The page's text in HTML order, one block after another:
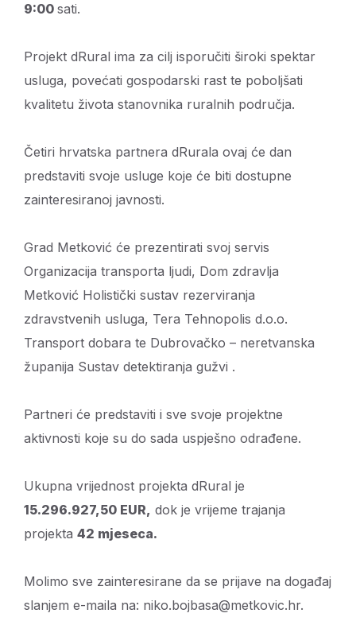
9:00 sati.
Projekt dRural ima za cilj isporučiti široki spektar
usluga, povećati gospodarski rast te poboljšati
kvalitetu života stanovnika ruralnih područja.
Četiri hrvatska partnera dRurala ovaj će dan
predstaviti svoje usluge koje će biti dostupne
zainteresiranoj javnosti.
Grad Metković će prezentirati svoj servis
Organizacija transporta ljudi, Dom zdravlja
Metković Holistički sustav rezerviranja
zdravstvenih usluga, Tera Tehnopolis d.o.o.
Transport dobara te Dubrovačko – neretvanska
županija Sustav detektiranja gužvi .
Partneri će predstaviti i sve svoje projektne
aktivnosti koje su do sada uspješno odrađene.
Ukupna vrijednost projekta dRural je
15.296.927,50 EUR, dok je vrijeme trajanja
projekta 42 mjeseca.
Molimo sve zainteresirane da se prijave na događaj
slanjem e-maila na: niko.bojbasa@metkovic.hr.